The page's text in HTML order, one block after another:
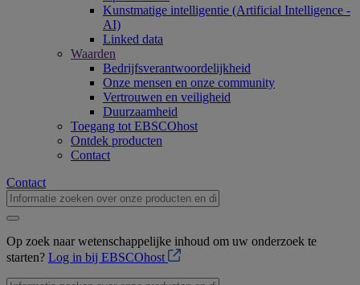
Kunstmatige intelligentie (Artificial Intelligence -
AI)
Linked data
Waarden
Bedrijfsverantwoordelijkheid
Onze mensen en onze community
Vertrouwen en veiligheid
Duurzaamheid
Toegang tot EBSCOhost
Ontdek producten
Contact
Contact
Op zoek naar wetenschappelijke inhoud om uw onderzoek te
starten? Log in bij EBSCOhost